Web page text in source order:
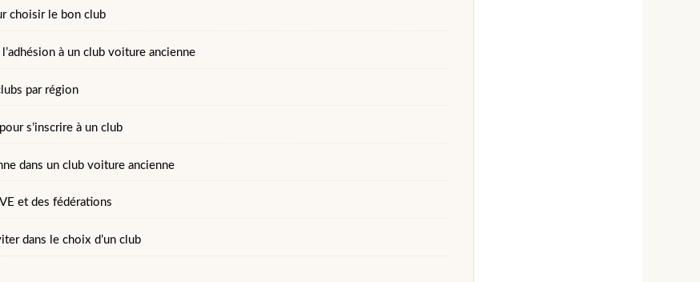
choisir le bon club
à un club voiture ancienne
par région
s’inscrire à un club
dans un club voiture ancienne
et des fédérations
dans le choix d’un club